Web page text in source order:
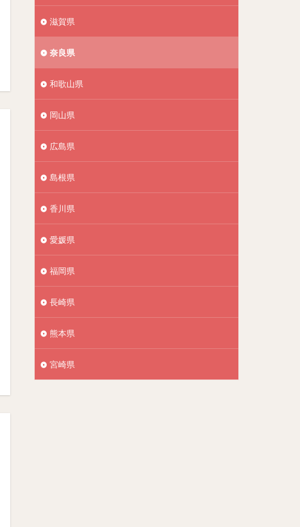
滋賀県
奈良県
和歌山県
岡山県
広島県
島根県
香川県
愛媛県
福岡県
長崎県
熊本県
宮崎県